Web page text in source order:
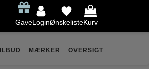
GaveLoginØnskelisteKurv
MÆRKER OVERSIGT